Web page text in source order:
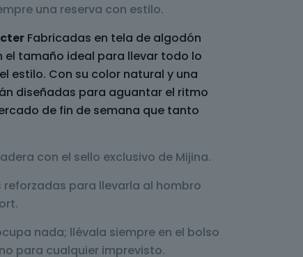
una reserva con estilo.
Fabricadas en tela de algodón
el tamaño ideal para llevar todo lo
estilo. Con su color natural y una
diseñadas para aguantar el ritmo
de fin de semana que tanto
con el sello exclusivo de Mijina.
reforzadas para llevarla al hombro
nada; llévala siempre en el bolso
para cualquier imprevisto.